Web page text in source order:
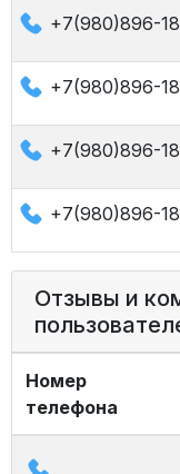
+7(980)896-
+7(980)896-
+7(980)896-
+7(980)896-
Отзывы и
Номер
телефона